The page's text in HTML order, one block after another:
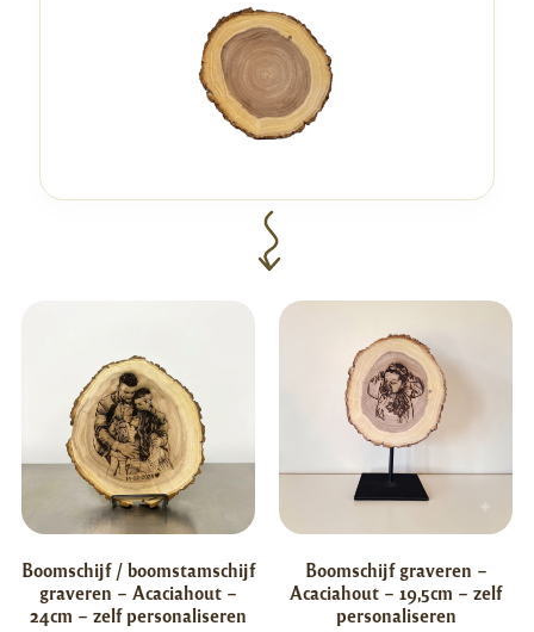
Boomschijf / boomstamschijf
graveren – Acaciahout –
24cm – zelf personaliseren
Boomschijf graveren –
Acaciahout – 19,5cm – zelf
personaliseren